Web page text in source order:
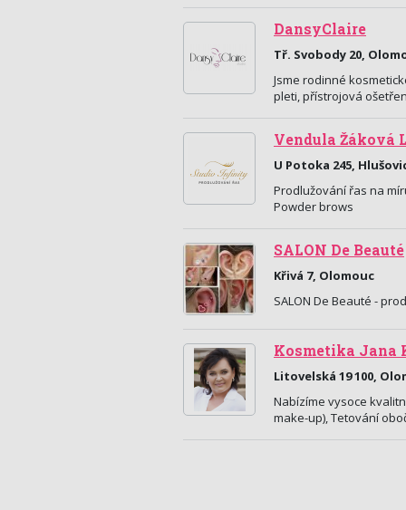
DansyClaire
Tř. Svobody 20,
Jsme rodinné
pleti, přístrojová
Vendula Žáková
U Potoka 245,
Prodlužování řas na
Powder brows
SALON De Beauté
Křivá 7, Olomouc
SALON De Beauté -
Kosmetika Jana
Litovelská 19 100,
Nabízíme vysoce
make-up), Tetování